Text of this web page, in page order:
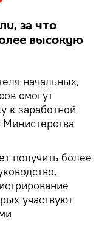
за что
высокую
начальных,
смогут
к заработной
получить более
участвуют